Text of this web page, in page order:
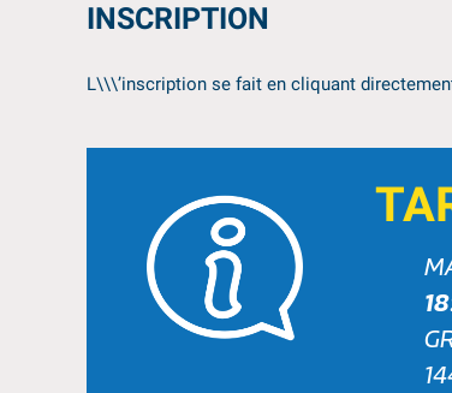
INSCRIPTION
L\\\’inscription se fait en cliquant